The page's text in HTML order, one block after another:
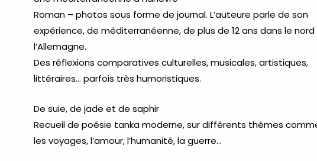
Roman – photos sous forme de journal. L’auteure parle de son
expérience, de méditerranéenne, de plus de 12 ans dans le
l’Allemagne.
Des réflexions comparatives culturelles, musicales, artistiques,
littéraires… parfois très humoristiques.
De suie, de jade et de saphir
Recueil de poésie tanka moderne, sur différents thèmes
les voyages, l’amour, l’humanité, la guerre…